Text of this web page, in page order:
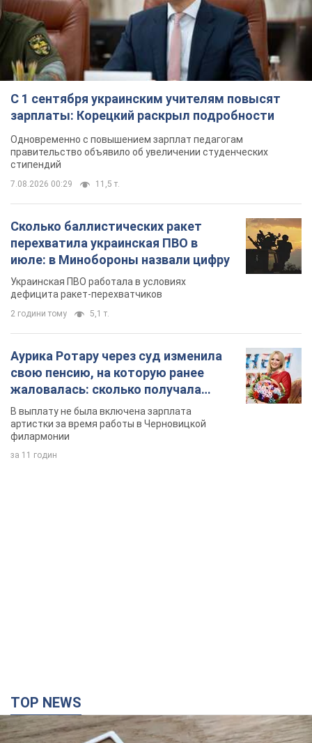
С 1 сентября украинским учителям повысят
зарплаты: Корецкий раскрыл подробности
Одновременно с повышением зарплат педагогам
правительство объявило об увеличении студенческих
стипендий
7.08.2026 00:29 11,5 т.
Сколько баллистических ракет
перехватила украинская ПВО в
июле: в Минобороны назвали цифру
Украинская ПВО работала в условиях
дефицита ракет-перехватчиков
2 години тому 5,1 т.
Аурика Ротару через суд изменила
свою пенсию, на которую ранее
жаловалась: сколько получала
певица
В выплату не была включена зарплата
артистки за время работы в Черновицкой
филармонии
за 11 годин
TOP NEWS